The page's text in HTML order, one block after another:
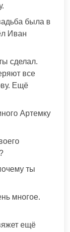
была в
Иван
сделал.
все
Ещё
Артемку
ты
многое.
ещё